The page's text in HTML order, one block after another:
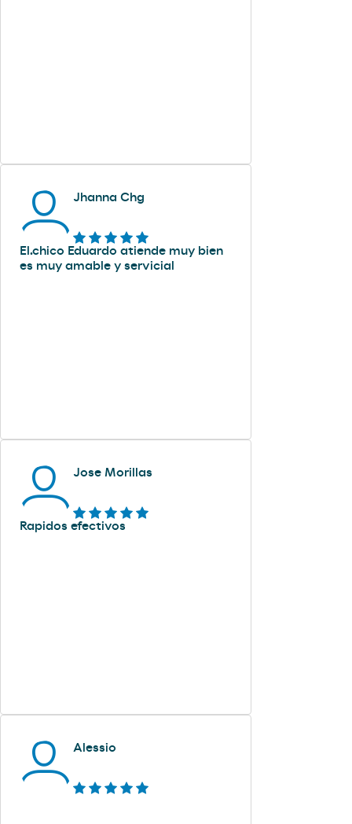
Jhanna Chg
El.chico Eduardo atiende muy bien
es muy amable y servicial
Jose Morillas
Rapidos efectivos
Alessio